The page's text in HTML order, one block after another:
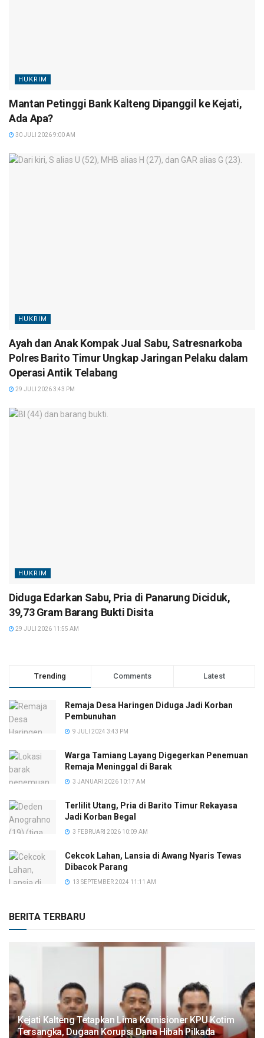
HUKRIM
Mantan Petinggi Bank Kalteng Dipanggil ke Kejati,
Ada Apa?
30 JULI 2026 9:00 AM
HUKRIM
Ayah dan Anak Kompak Jual Sabu, Satresnarkoba
Polres Barito Timur Ungkap Jaringan Pelaku dalam
Operasi Antik Telabang
29 JULI 2026 3:43 PM
HUKRIM
Diduga Edarkan Sabu, Pria di Panarung Diciduk,
39,73 Gram Barang Bukti Disita
29 JULI 2026 11:55 AM
Trending Comments Latest
Remaja Desa Haringen Diduga Jadi Korban
Pembunuhan
9 JULI 2024 3:43 PM
Warga Tamiang Layang Digegerkan Penemuan
Remaja Meninggal di Barak
3 JANUARI 2026 10:17 AM
Terlilit Utang, Pria di Barito Timur Rekayasa
Jadi Korban Begal
3 FEBRUARI 2026 10:09 AM
Cekcok Lahan, Lansia di Awang Nyaris Tewas
Dibacok Parang
13 SEPTEMBER 2024 11:11 AM
BERITA TERBARU
Kejati Kalteng Tetapkan Lima Komisioner KPU Kotim
Tersangka, Dugaan Korupsi Dana Hibah Pilkada